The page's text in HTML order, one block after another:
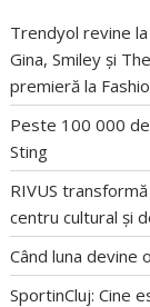
Trendyol revine
Gina, Smiley și
premieră la
Peste 100 000
Sting
RIVUS
centru cultural și
Când luna devine
SportinCluj: Cine